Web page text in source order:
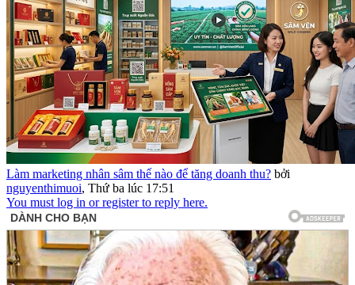
Làm marketing nhân sâm thế nào để tăng doanh thu? bởi
nguyenthimuoi, Thứ ba lúc 17:51
You must log in or register to reply here.